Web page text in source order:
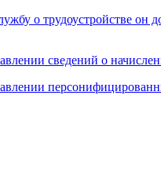
о трудоустройстве он
сведений о